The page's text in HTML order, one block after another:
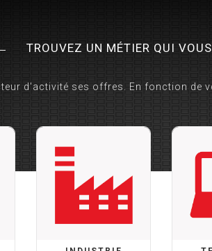
TROUVEZ UN MÉTIER QUI
d'activité ses offres. En fonction de